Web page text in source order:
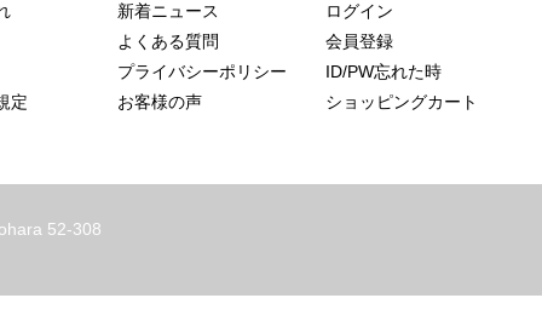
定
新着ニュース
よくある質問
プライバシーポリシー
お客様の声
ログイン
会員登録
ID/PW忘れた時
ショッピングカート
52-308